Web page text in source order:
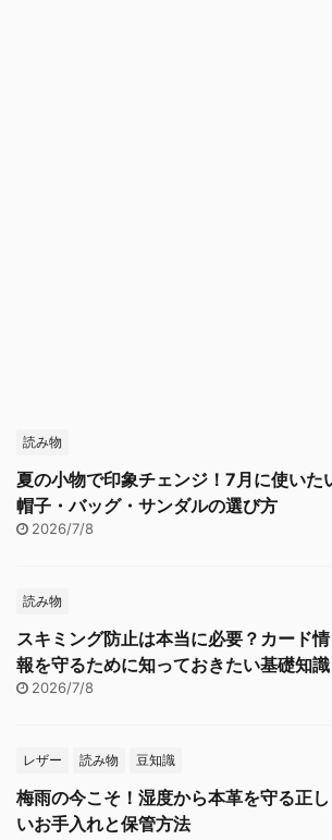
読み物
夏の小物で印象チェンジ！7月に使いた
帽子・バッグ・サンダルの選び方
2026/7/8
読み物
スキミング防止は本当に必要？カード情
報を守るために知っておきたい基礎知識
2026/7/8
レザー 読み物 豆知識
梅雨の今こそ！湿度から本革を守る正し
いお手入れと保管方法